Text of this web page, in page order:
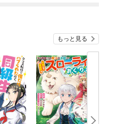
もっと見る